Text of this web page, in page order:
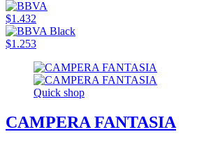
$1.432
$1.253
Quick shop
CAMPERA FANTASIA